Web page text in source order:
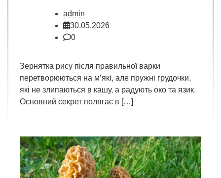
admin
30.05.2026
0
Зернятка рису після правильної варки
перетворюються на м’які, але пружні грудочки,
які не злипаються в кашу, а радують око та язик.
Основний секрет полягає в […]